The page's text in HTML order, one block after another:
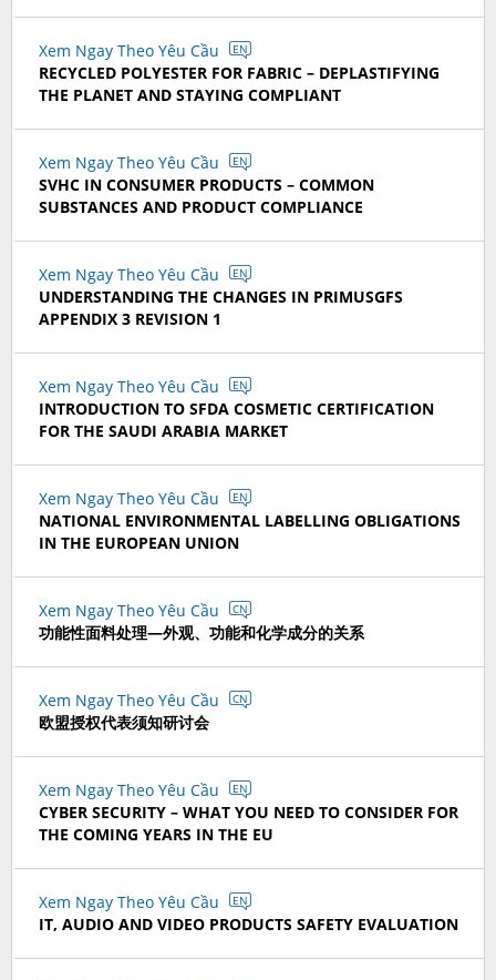
Xem Ngay Theo Yêu Cầu EN
RECYCLED POLYESTER FOR FABRIC – DEPLASTIFYING
THE PLANET AND STAYING COMPLIANT
Xem Ngay Theo Yêu Cầu EN
SVHC IN CONSUMER PRODUCTS – COMMON
SUBSTANCES AND PRODUCT COMPLIANCE
Xem Ngay Theo Yêu Cầu EN
UNDERSTANDING THE CHANGES IN PRIMUSGFS
APPENDIX 3 REVISION 1
Xem Ngay Theo Yêu Cầu EN
INTRODUCTION TO SFDA COSMETIC CERTIFICATION
FOR THE SAUDI ARABIA MARKET
Xem Ngay Theo Yêu Cầu EN
NATIONAL ENVIRONMENTAL LABELLING OBLIGATIONS
IN THE EUROPEAN UNION
Xem Ngay Theo Yêu Cầu CN
功能性面料处理—外观、功能和化学成分的关系
Xem Ngay Theo Yêu Cầu CN
欧盟授权代表须知研讨会
Xem Ngay Theo Yêu Cầu EN
CYBER SECURITY – WHAT YOU NEED TO CONSIDER FOR
THE COMING YEARS IN THE EU
Xem Ngay Theo Yêu Cầu EN
IT, AUDIO AND VIDEO PRODUCTS SAFETY EVALUATION